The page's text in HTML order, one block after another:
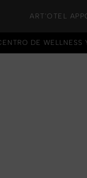
ART'OTEL APP
DE WELLNESS
DE WELLNESS